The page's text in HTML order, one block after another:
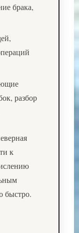
брака,
разбор
к
быстро.